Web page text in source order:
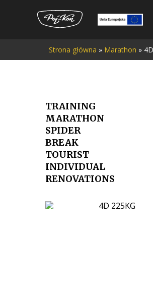
treści
Strona główna » Marathon »
TRAINING
MARATHON
SPIDER
BREAK
TOURIST
INDIVIDUAL
RENOVATIONS